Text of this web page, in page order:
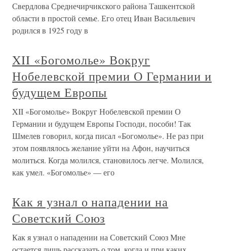
Свердлова Среднечирчикского района Ташкентской
области в простой семье. Его отец Иван Васильевич
родился в 1925 году в
XII «Богомолье» Вокруг
Нобелевской премии О Германии и
будущем Европы
XII «Богомолье» Вокруг Нобелевской премии О
Германии и будущем Европы Господи, пособи! Так
Шмелев говорил, когда писал «Богомолье». Не раз при
этом появлялось желание уйти на Афон, научиться
молиться. Когда молился, становилось легче. Молился,
как умел. «Богомолье» — его
Как я узнал о нападении на
Советский Союз
Как я узнал о нападении на Советский Союз Мне